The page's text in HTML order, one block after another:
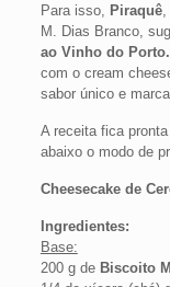
Para isso, Piraquê,
M. Dias Branco,
ao Vinho do Porto.
com o cream
sabor único e
A receita fica
abaixo o modo de
Cheesecake de
Ingredientes:
Base:
200 g de Biscoito